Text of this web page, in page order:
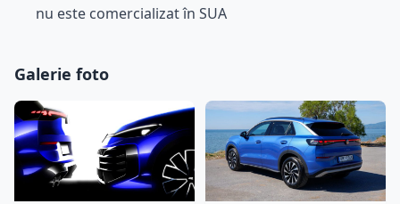
nu este comercializat în SUA
Galerie foto